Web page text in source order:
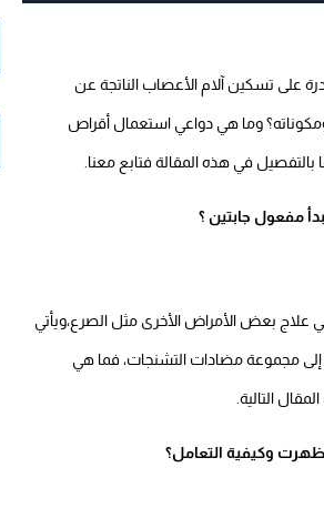
على تسكين آلام الأعصاب الناتجة عن
وما هي دواعي استعمال أقراص
بالتفصيل في هذه المقالة فتابع معنا.
مفعول جابتين ؟
علاج بعض الأمراض الأخرى مثل الصرع،ويأتي
إلى مجموعة مضادات التشنجات، فما هي
التالية.